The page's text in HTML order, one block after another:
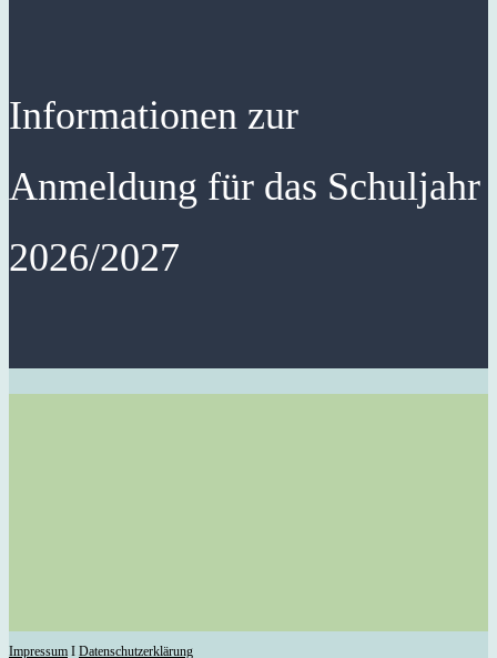
Informationen zur
Anmeldung für das Schuljahr
2026/2027
Impressum I Datenschutzerklärung